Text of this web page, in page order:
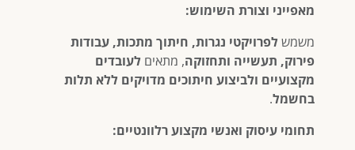
מאפייני וצורת השימוש:
משמש לפרויקטי נגרות, חיתוך מתכות, עבודות
פירוק, תעשייה ותחזוקה, מתאים לעובדים
מקצועיים ולביצוע חיתוכים מדויקים ללא תלות
בחשמל.
תחומי עיסוק ואנשי מקצוע רלוונטיים: